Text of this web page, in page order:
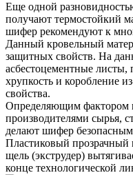
Еще одной
получают термостойкий
шифер рекомендуют к
Данный кровельный
защитных свойств. На
асбестоцементные листы,
хрупкость и коробление
свойства.
Определяющим фактором
производителями сырья,
делают шифер безопасным
Пластиковый прозрачный
щель (экструдер)
конце технологической